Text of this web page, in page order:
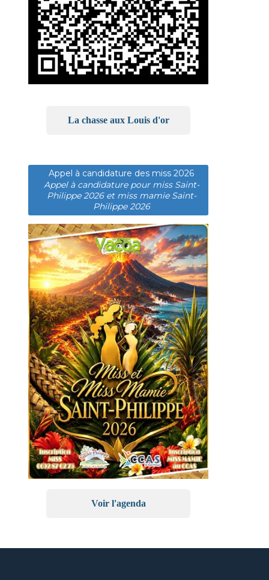
La chasse aux Louis d'or
Appel à candidature des miss 2026
Appel à candidature pour miss Saint-
Philippe 2026 et miss mamie Saint-
Philippe 2026
Voir l'agenda